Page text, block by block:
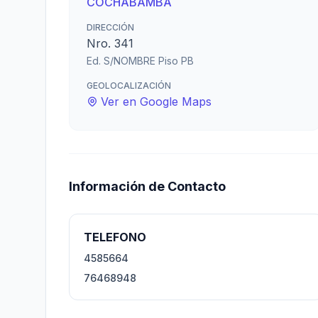
DIRECCIÓN
Nro. 341
Ed. S/NOMBRE Piso PB
GEOLOCALIZACIÓN
Ver en Google Maps
Información de Contacto
TELEFONO
4585664
76468948